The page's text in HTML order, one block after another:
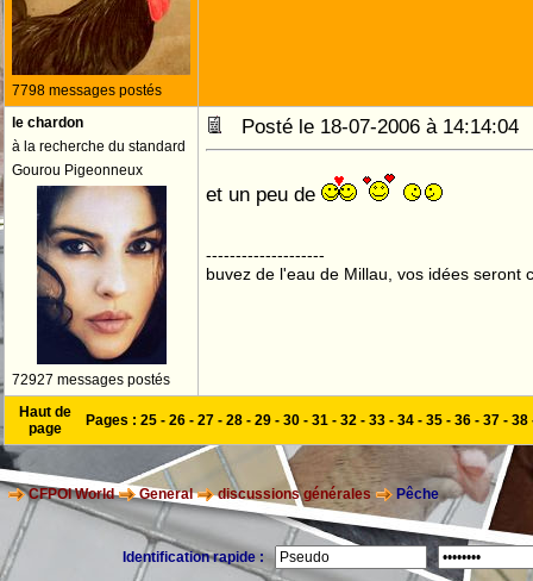
7798 messages postés
le chardon
à la recherche du standard
Gourou Pigeonneux
72927 messages postés
Posté le 18-07-2006 à
et un peu de
--------------------
buvez de l'eau de Millau, vos idées seront
Haut de
page
Pages : 25 - 26 - 27 - 28 - 29 - 30 - 31 - 32 - 33 - 34 - 35 - 36 - 37 - 38
CFPOI World General discussions générales Pêche
Identification rapide :